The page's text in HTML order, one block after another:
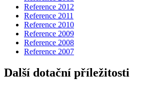
Reference 2012
Reference 2011
Reference 2010
Reference 2009
Reference 2008
Reference 2007
Další dotační příležitosti